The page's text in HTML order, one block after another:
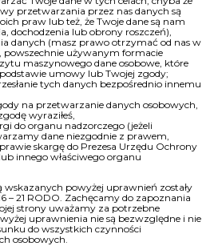
przetwarzania przez nas danych są
praw lub też, że Twoje dane są nam
dochodzenia lub obrony roszczeń),
danych (masz prawo otrzymać od nas w
używanym formacie
maszynowego dane osobowe, które
umowy lub Twojej zgody;
tych danych bezpośrednio innemu
na przetwarzanie danych osobowych,
wyraziłeś,
do organu nadzorczego (jeżeli
dane niezgodnie z prawem,
skargę do Prezesa Urzędu Ochrony
innego właściwego organu
wskazanych powyżej uprawnień zostały
– 21 RODO. Zachęcamy do zapoznania
strony uważamy za potrzebne
uprawnienia nie są bezwzględne i nie
do wszystkich czynności
osobowych.